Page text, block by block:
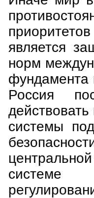
является
норм
фундамента
Россия
системы
системе